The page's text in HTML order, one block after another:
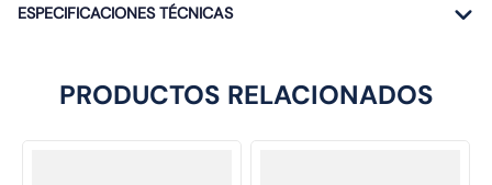
ESPECIFICACIONES TÉCNICAS
PRODUCTOS RELACIONADOS